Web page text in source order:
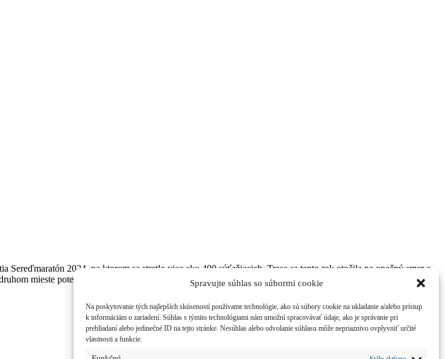
Spravujte súhlas so súbormi cookie
Na poskytovanie tých najlepších skúseností používame technológie, ako sú súbory cookie na ukladanie a/alebo prístup
k informáciám o zariadení. Súhlas s týmito technológiami nám umožní spracovávať údaje, ako je správanie pri
prehliadaní alebo jedinečné ID na tejto stránke. Nesúhlas alebo odvolanie súhlasu môže nepriaznivo ovplyvniť určité
vlastnosti a funkcie.
2024, na ktorom sa stretlo viac ako 400 súťažiacich. Trasa sa tento rok otočila na opačný smer a
mieste potešil náš tím TECHNOV.